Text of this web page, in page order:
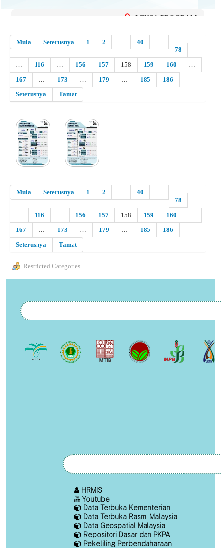
LENSA PROGRAM
Mula Seterusnya 1 2 … 40
…
78
…
116 … 156 157 158 159 160
…
167
… 173 … 179 … 185
186
Seterusnya
Tamat
Mula Seterusnya 1 2 … 40
…
78
…
116 … 156 157 158 159 160
…
167
… 173 … 179 … 185
186
Seterusnya
Tamat
Restricted Categories
HRMIS
Youtube
Data Terbuka Kementerian
Data Terbuka Rasmi Malaysia
Data Geospatial Malaysia
Repositori Dasar dan PKPA
Pekeliling Perbendaharaan